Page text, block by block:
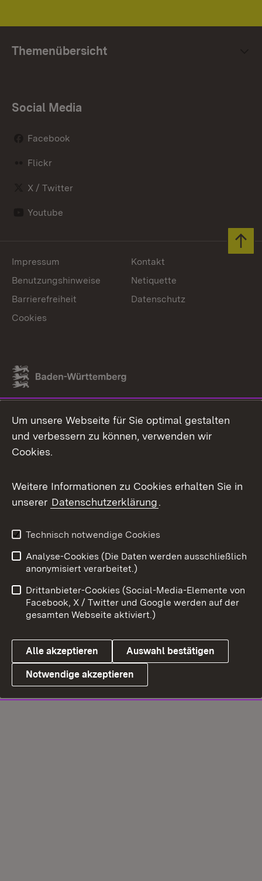
Themenübersicht
Social Media
Facebook
Flickr
X / Twitter
Youtube
Link zum Landesportal
Impressum
Kontakt
Benutzungshinweise
Netiquette
Barrierefreiheit
Datenschutz
Cookies
Um unsere Webseite für Sie optimal gestalten
und verbessern zu können, verwenden wir
Cookies.
Weitere Informationen zu Cookies erhalten Sie in
unserer Datenschutzerklärung.
Technisch notwendige Cookies
Analyse-Cookies (Die Daten werden ausschließlich
anonymisiert verarbeitet.)
Drittanbieter-Cookies (Social-Media-Elemente von
Facebook, X / Twitter und Google werden auf der
gesamten Webseite aktiviert.)
Alle akzeptieren Auswahl bestätigen
Notwendige akzeptieren